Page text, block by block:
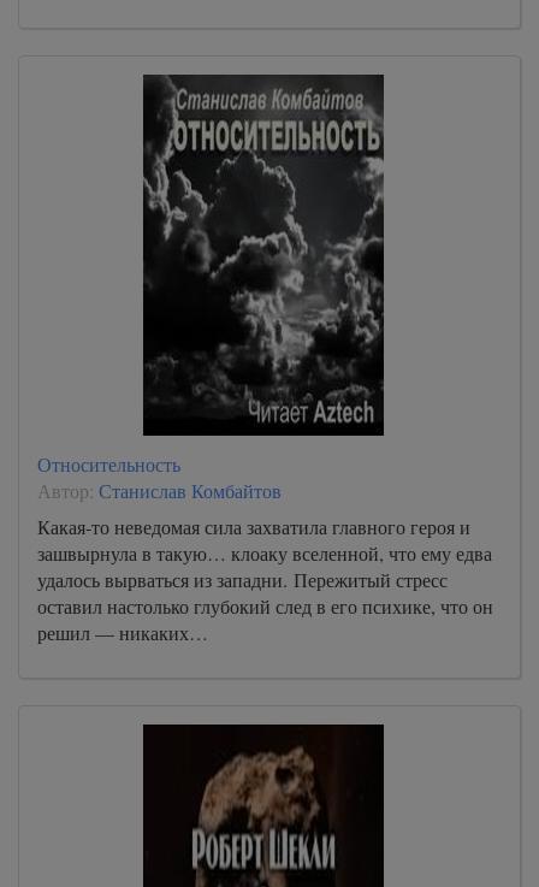
Относительность
Автор: Станислав Комбайтов
Какая-то неведомая сила захватила главного героя и
зашвырнула в такую… клоаку вселенной, что ему едва
удалось вырваться из западни. Пережитый стресс
оставил настолько глубокий след в его психике, что он
решил — никаких…